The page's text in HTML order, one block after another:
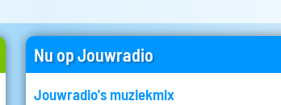
Nu op Jouwradio
Jouwradio's muziekmix